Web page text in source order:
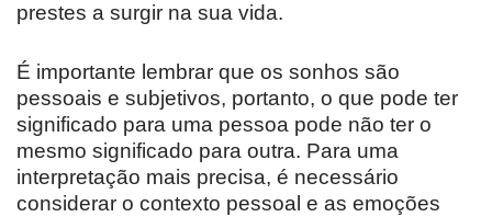
prestes a surgir na sua vida.
É importante lembrar que os sonhos são
pessoais e subjetivos, portanto, o que pode ter
significado para uma pessoa pode não ter o
mesmo significado para outra. Para uma
interpretação mais precisa, é necessário
considerar o contexto pessoal e as emoções